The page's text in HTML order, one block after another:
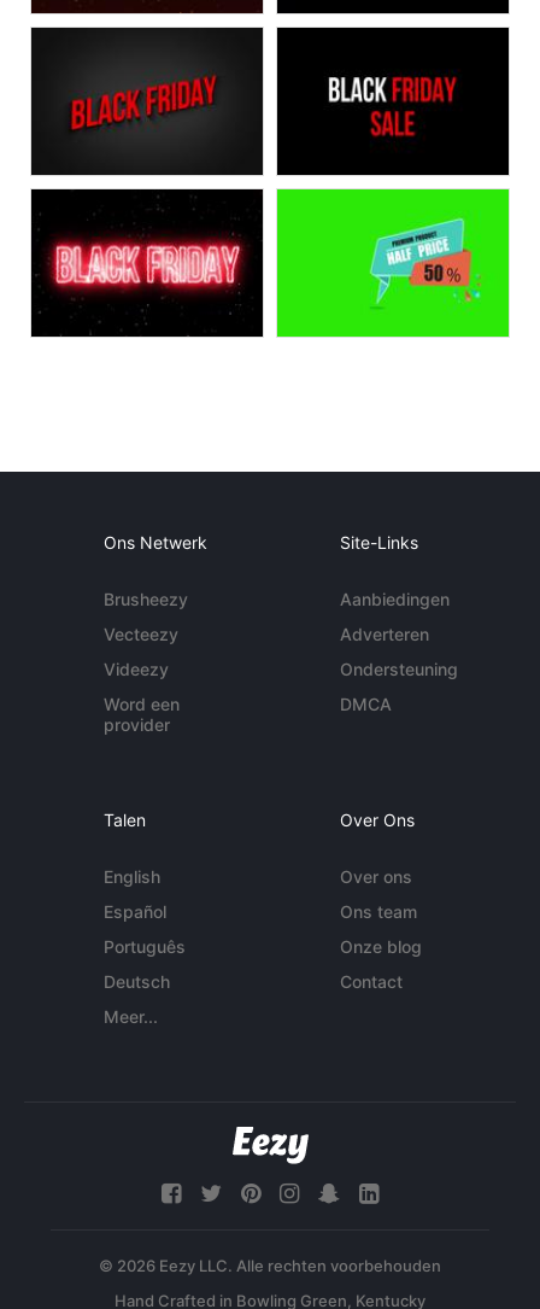
Ons Netwerk
Brusheezy
Vecteezy
Videezy
Word een
provider
Site-Links
Aanbiedingen
Adverteren
Ondersteuning
DMCA
Talen
English
Español
Português
Deutsch
Meer...
Over Ons
Over ons
Ons team
Onze blog
Contact
© 2026 Eezy LLC. Alle rechten voorbehouden